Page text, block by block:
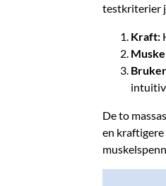
testkriterier
Kraft:
De to
en kraftigere